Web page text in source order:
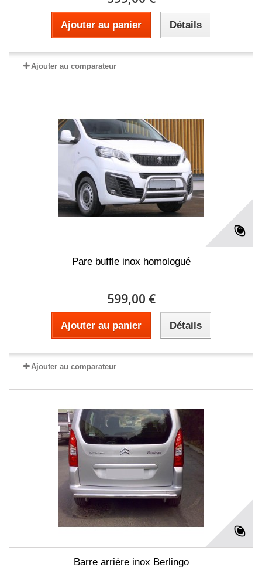
Ajouter au panier Détails
Ajouter au comparateur
Pare buffle inox homologué
599,00 €
Ajouter au panier Détails
Ajouter au comparateur
Barre arrière inox Berlingo